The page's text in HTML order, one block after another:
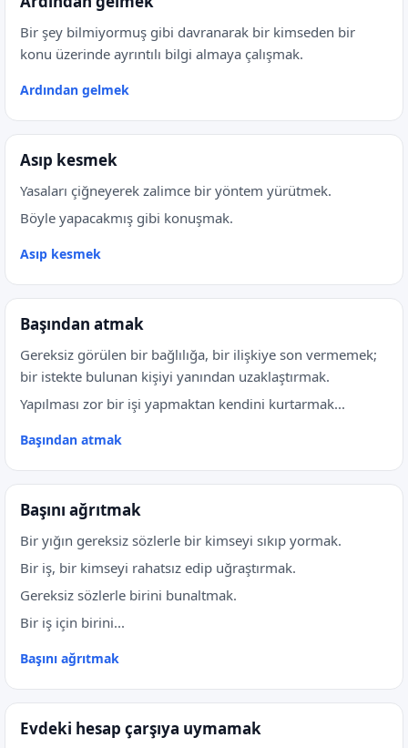
Bir şey bilmiyormuş gibi davranarak bir kimseden bir
konu üzerinde ayrıntılı bilgi almaya çalışmak.
Ardından gelmek
Asıp kesmek
Yasaları çiğneyerek zalimce bir yöntem yürütmek.
Böyle yapacakmış gibi konuşmak.
Asıp kesmek
Başından atmak
Gereksiz görülen bir bağlılığa, bir ilişkiye son vermemek;
bir istekte bulunan kişiyi yanından uzaklaştırmak.
Yapılması zor bir işi yapmaktan kendini kurtarmak...
Başından atmak
Başını ağrıtmak
Bir yığın gereksiz sözlerle bir kimseyi sıkıp yormak.
Bir iş, bir kimseyi rahatsız edip uğraştırmak.
Gereksiz sözlerle birini bunaltmak.
Bir iş için birini...
Başını ağrıtmak
Evdeki hesap çarşıya uymamak